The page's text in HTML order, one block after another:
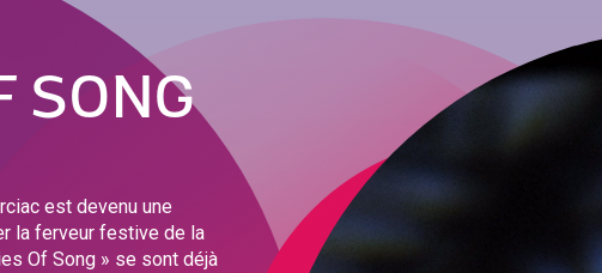
SONG
est devenu une
la ferveur festive de la
Of Song » se sont déjà